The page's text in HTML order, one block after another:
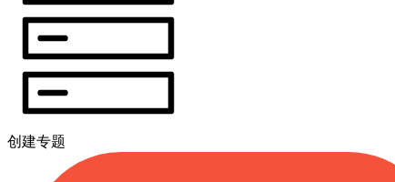
创建专题